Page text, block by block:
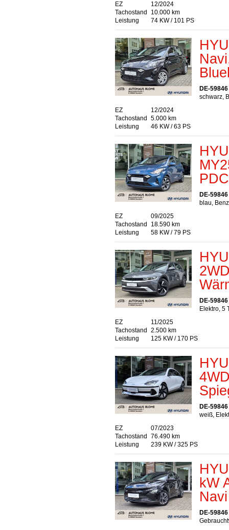
EZ
12/2024
Tachostand
10.000 km
Leistung
74 KW / 101 PS
DE-
schwarz,
EZ
12/2024
Tachostand
5.000 km
Leistung
46 KW / 63 PS
DE-
blau,
EZ
09/2025
Tachostand
18.590 km
Leistung
58 KW / 79 PS
DE-
Elektro, 5
EZ
11/2025
Tachostand
2.500 km
Leistung
125 KW / 170 PS
DE-
weiß,
EZ
07/2023
Tachostand
76.490 km
Leistung
239 KW / 325 PS
kW
DE-